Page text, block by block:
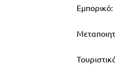
Εμπορικό: